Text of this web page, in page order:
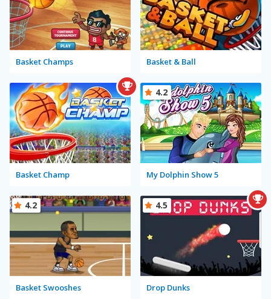
Basket Champs Basket & Ball
Basket Champ My Dolphin Show 5
4.2
Basket Swooshes
4.2
Drop Dunks
4.5